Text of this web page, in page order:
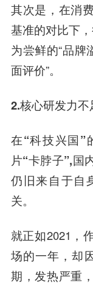
其次是，在消
基准的对比下
为尝鲜的“品牌
面评价”。
2.核心研发力不
在“科技兴国”
片“卡脖子”,国
仍旧来自于自
关。
就正如2021，
场的一年，却
期，发热严重